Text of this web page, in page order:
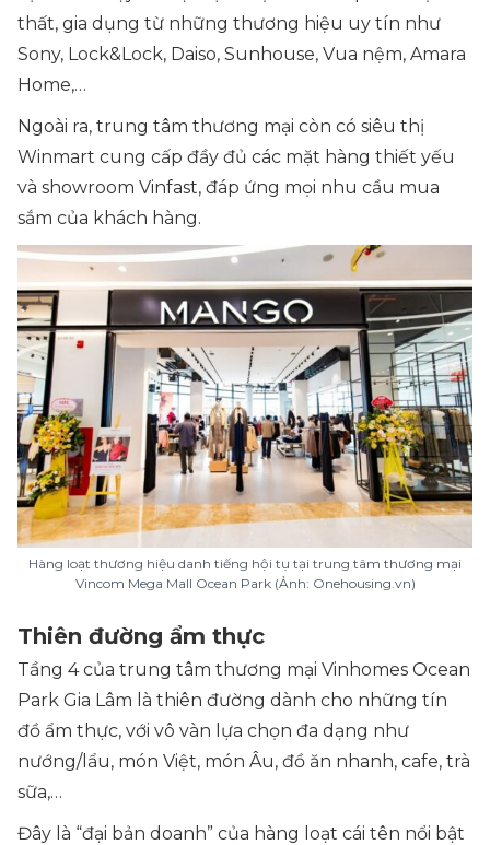
thất, gia dụng từ những thương hiệu uy tín như
Sony, Lock&Lock, Daiso, Sunhouse, Vua nệm, Amara
Home,…
Ngoài ra, trung tâm thương mại còn có siêu thị
Winmart cung cấp đầy đủ các mặt hàng thiết yếu
và showroom Vinfast, đáp ứng mọi nhu cầu mua
sắm của khách hàng.
Hàng loạt thương hiệu danh tiếng hội tụ tại trung tâm thương mại
Vincom Mega Mall Ocean Park (Ảnh: Onehousing.vn)
Thiên đường ẩm thực
Tầng 4 của trung tâm thương mại Vinhomes Ocean
Park Gia Lâm là thiên đường dành cho những tín
đồ ẩm thực, với vô vàn lựa chọn đa dạng như
nướng/lẩu, món Việt, món Âu, đồ ăn nhanh, cafe, trà
sữa,…
Đây là “đại bản doanh” của hàng loạt cái tên nổi bật